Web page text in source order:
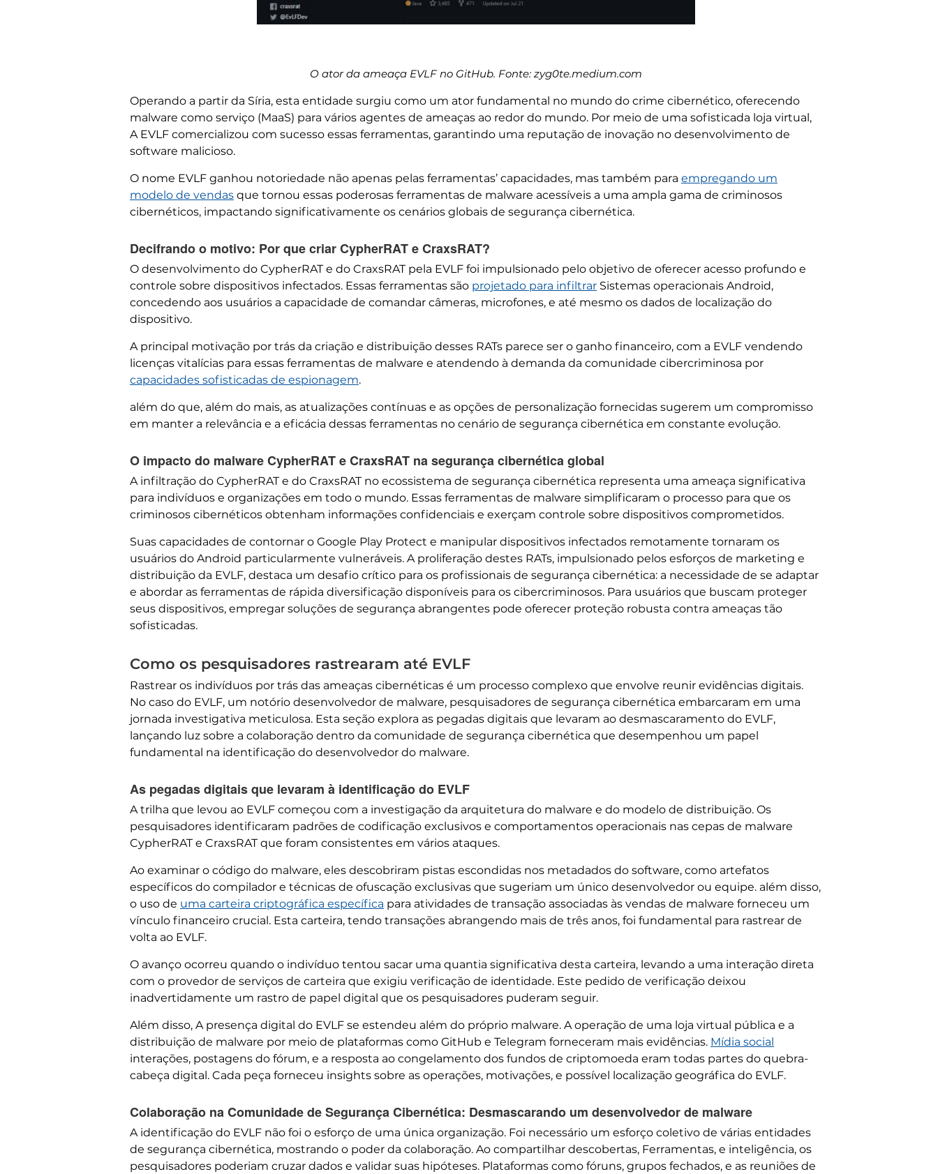
O ator da ameaça EVLF no GitHub. Fonte: zyg0te.medium.com
Operando a partir da Síria, esta entidade surgiu como um ator fundamental no mundo do crime cibernético, oferecendo
malware como serviço (MaaS) para vários agentes de ameaças ao redor do mundo. Por meio de uma sofisticada loja virtual,
A EVLF comercializou com sucesso essas ferramentas, garantindo uma reputação de inovação no desenvolvimento de
software malicioso.
O nome EVLF ganhou notoriedade não apenas pelas ferramentas’ capacidades, mas também para empregando um
modelo de vendas que tornou essas poderosas ferramentas de malware acessíveis a uma ampla gama de criminosos
cibernéticos, impactando significativamente os cenários globais de segurança cibernética.
Decifrando o motivo: Por que criar CypherRAT e CraxsRAT?
O desenvolvimento do CypherRAT e do CraxsRAT pela EVLF foi impulsionado pelo objetivo de oferecer acesso profundo e
controle sobre dispositivos infectados. Essas ferramentas são projetado para infiltrar Sistemas operacionais Android,
concedendo aos usuários a capacidade de comandar câmeras, microfones, e até mesmo os dados de localização do
dispositivo.
A principal motivação por trás da criação e distribuição desses RATs parece ser o ganho financeiro, com a EVLF vendendo
licenças vitalícias para essas ferramentas de malware e atendendo à demanda da comunidade cibercriminosa por
capacidades sofisticadas de espionagem.
além do que, além do mais, as atualizações contínuas e as opções de personalização fornecidas sugerem um compromisso
em manter a relevância e a eficácia dessas ferramentas no cenário de segurança cibernética em constante evolução.
O impacto do malware CypherRAT e CraxsRAT na segurança cibernética global
A infiltração do CypherRAT e do CraxsRAT no ecossistema de segurança cibernética representa uma ameaça significativa
para indivíduos e organizações em todo o mundo. Essas ferramentas de malware simplificaram o processo para que os
criminosos cibernéticos obtenham informações confidenciais e exerçam controle sobre dispositivos comprometidos.
Suas capacidades de contornar o Google Play Protect e manipular dispositivos infectados remotamente tornaram os
usuários do Android particularmente vulneráveis. A proliferação destes RATs, impulsionado pelos esforços de marketing e
distribuição da EVLF, destaca um desafio crítico para os profissionais de segurança cibernética: a necessidade de se adaptar
e abordar as ferramentas de rápida diversificação disponíveis para os cibercriminosos. Para usuários que buscam proteger
seus dispositivos, empregar soluções de segurança abrangentes pode oferecer proteção robusta contra ameaças tão
sofisticadas.
Como os pesquisadores rastrearam até EVLF
Rastrear os indivíduos por trás das ameaças cibernéticas é um processo complexo que envolve reunir evidências digitais.
No caso do EVLF, um notório desenvolvedor de malware, pesquisadores de segurança cibernética embarcaram em uma
jornada investigativa meticulosa. Esta seção explora as pegadas digitais que levaram ao desmascaramento do EVLF,
lançando luz sobre a colaboração dentro da comunidade de segurança cibernética que desempenhou um papel
fundamental na identificação do desenvolvedor do malware.
As pegadas digitais que levaram à identificação do EVLF
A trilha que levou ao EVLF começou com a investigação da arquitetura do malware e do modelo de distribuição. Os
pesquisadores identificaram padrões de codificação exclusivos e comportamentos operacionais nas cepas de malware
CypherRAT e CraxsRAT que foram consistentes em vários ataques.
Ao examinar o código do malware, eles descobriram pistas escondidas nos metadados do software, como artefatos
específicos do compilador e técnicas de ofuscação exclusivas que sugeriam um único desenvolvedor ou equipe. além disso,
o uso de uma carteira criptográfica específica para atividades de transação associadas às vendas de malware forneceu um
vínculo financeiro crucial. Esta carteira, tendo transações abrangendo mais de três anos, foi fundamental para rastrear de
volta ao EVLF.
O avanço ocorreu quando o indivíduo tentou sacar uma quantia significativa desta carteira, levando a uma interação direta
com o provedor de serviços de carteira que exigiu verificação de identidade. Este pedido de verificação deixou
inadvertidamente um rastro de papel digital que os pesquisadores puderam seguir.
Além disso, A presença digital do EVLF se estendeu além do próprio malware. A operação de uma loja virtual pública e a
distribuição de malware por meio de plataformas como GitHub e Telegram forneceram mais evidências. Mídia social
interações, postagens do fórum, e a resposta ao congelamento dos fundos de criptomoeda eram todas partes do quebra-
cabeça digital. Cada peça forneceu insights sobre as operações, motivações, e possível localização geográfica do EVLF.
Colaboração na Comunidade de Segurança Cibernética: Desmascarando um desenvolvedor de malware
A identificação do EVLF não foi o esforço de uma única organização. Foi necessário um esforço coletivo de várias entidades
de segurança cibernética, mostrando o poder da colaboração. Ao compartilhar descobertas, Ferramentas, e inteligência, os
pesquisadores poderiam cruzar dados e validar suas hipóteses. Plataformas como fóruns, grupos fechados, e as reuniões de